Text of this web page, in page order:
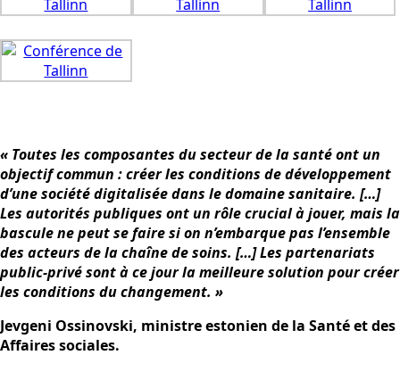
« Toutes les composantes du secteur de la santé ont un
objectif commun : créer les conditions de développement
d’une société digitalisée dans le domaine sanitaire. […]
Les autorités publiques ont un rôle crucial à jouer, mais la
bascule ne peut se faire si on n’embarque pas l’ensemble
des acteurs de la chaîne de soins. […] Les partenariats
public-privé sont à ce jour la meilleure solution pour créer
les conditions du changement. »
Jevgeni Ossinovski, ministre estonien de la Santé et des
Affaires sociales.